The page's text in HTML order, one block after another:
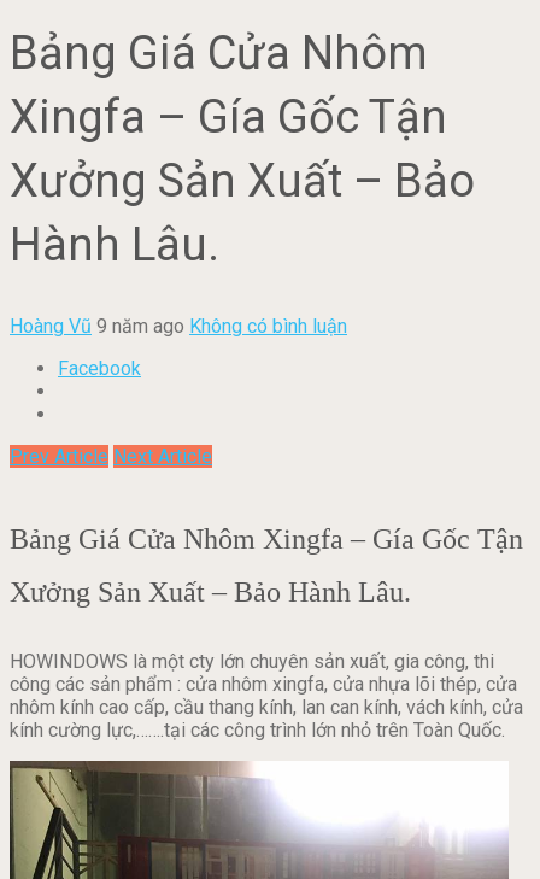
Bảng Giá Cửa Nhôm
Xingfa – Gía Gốc Tận
Xưởng Sản Xuất – Bảo
Hành Lâu.
Hoàng Vũ 9 năm ago Không có bình luận
Facebook
Prev Article Next Article
Bảng Giá Cửa Nhôm Xingfa – Gía Gốc Tận
Xưởng Sản Xuất – Bảo Hành Lâu.
HOWINDOWS là một cty lớn chuyên sản xuất, gia công, thi
công các sản phẩm : cửa nhôm xingfa, cửa nhựa lõi thép, cửa
nhôm kính cao cấp, cầu thang kính, lan can kính, vách kính, cửa
kính cường lực,…….tại các công trình lớn nhỏ trên Toàn Quốc.